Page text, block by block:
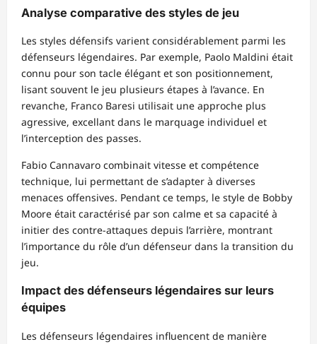
Analyse comparative des styles de jeu
Les styles défensifs varient considérablement parmi les
défenseurs légendaires. Par exemple, Paolo Maldini était
connu pour son tacle élégant et son positionnement,
lisant souvent le jeu plusieurs étapes à l’avance. En
revanche, Franco Baresi utilisait une approche plus
agressive, excellant dans le marquage individuel et
l’interception des passes.
Fabio Cannavaro combinait vitesse et compétence
technique, lui permettant de s’adapter à diverses
menaces offensives. Pendant ce temps, le style de Bobby
Moore était caractérisé par son calme et sa capacité à
initier des contre-attaques depuis l’arrière, montrant
l’importance du rôle d’un défenseur dans la transition du
jeu.
Impact des défenseurs légendaires sur leurs
équipes
Les défenseurs légendaires influencent de manière